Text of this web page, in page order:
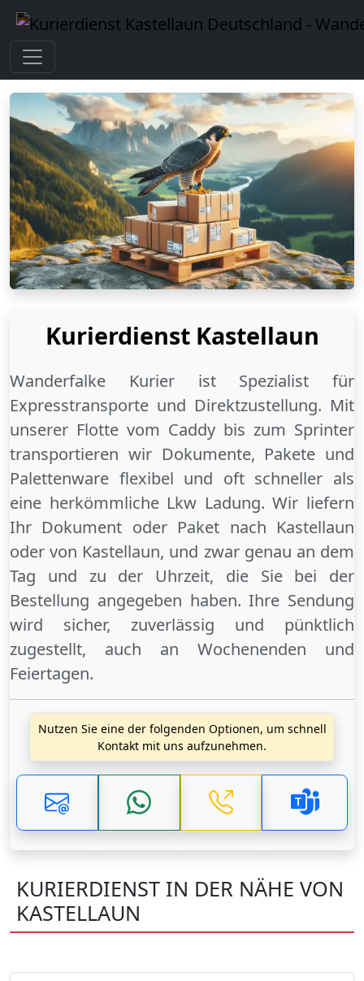
Kurierdienst Kastellaun
Wanderfalke Kurier ist Spezialist für
Expresstransporte und Direktzustellung. Mit
unserer Flotte vom Caddy bis zum Sprinter
transportieren wir Dokumente, Pakete und
Palettenware flexibel und oft schneller als
eine herkömmliche Lkw Ladung. Wir liefern
Ihr Dokument oder Paket nach Kastellaun
odervon Kastellaun, und zwar genau an dem
Tag und zu der Uhrzeit, die Sie bei der
Bestellung angegeben haben. Ihre Sendung
wird sicher, zuverlässig und pünktlich
zugestellt, auch an Wochenenden und
Feiertagen.
Nutzen Sie eine der folgenden Optionen, um schnell
Kontakt mit uns aufzunehmen.
KURIERDIENST IN DER NÄHE VON
KASTELLAUN